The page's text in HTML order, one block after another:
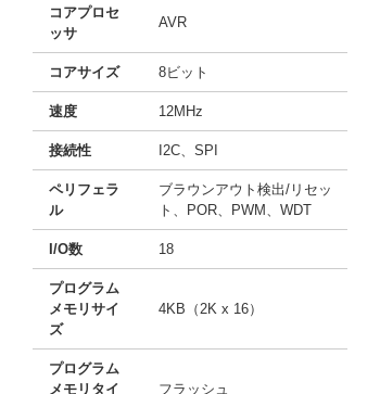
コアプロセ
ッサ
AVR
コアサイズ 8ビット
速度 12MHz
接続性 I2C、SPI
ペリフェラ
ル
ブラウンアウト検出/リセッ
ト、POR、PWM、WDT
I/O数 18
プログラム
メモリサイ
ズ
4KB（2K x 16）
プログラム
メモリタイ
フラッシュ